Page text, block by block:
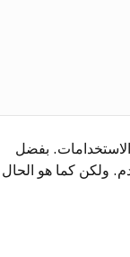
الاستخدامات. بفضل
ولكن كما هو الحال